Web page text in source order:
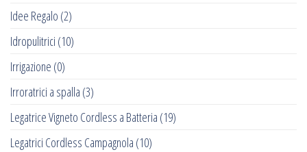
Idee Regalo (2)
Idropulitrici (10)
Irrigazione (0)
Irroratrici a spalla (3)
Legatrice Vigneto Cordless a Batteria (19)
Legatrici Cordless Campagnola (10)